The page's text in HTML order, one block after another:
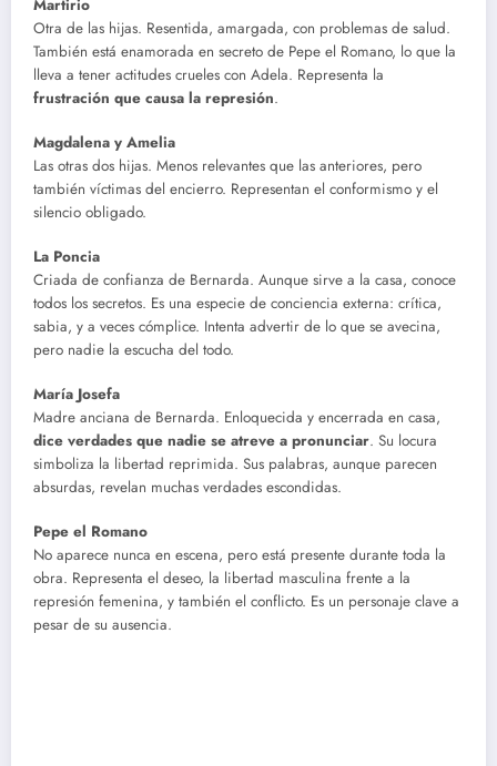
Martirio
Otra de las hijas. Resentida, amargada, con problemas de salud.
También está enamorada en secreto de Pepe el Romano, lo que la
lleva a tener actitudes crueles con Adela. Representa la
frustración que causa la represión.
Magdalena y Amelia
Las otras dos hijas. Menos relevantes que las anteriores, pero
también víctimas del encierro. Representan el conformismo y el
silencio obligado.
La Poncia
Criada de confianza de Bernarda. Aunque sirve a la casa, conoce
todos los secretos. Es una especie de conciencia externa: crítica,
sabia, y a veces cómplice. Intenta advertir de lo que se avecina,
pero nadie la escucha del todo.
María Josefa
Madre anciana de Bernarda. Enloquecida y encerrada en casa,
dice verdades que nadie se atreve a pronunciar. Su locura
simboliza la libertad reprimida. Sus palabras, aunque parecen
absurdas, revelan muchas verdades escondidas.
Pepe el Romano
No aparece nunca en escena, pero está presente durante toda la
obra. Representa el deseo, la libertad masculina frente a la
represión femenina, y también el conflicto. Es un personaje clave a
pesar de su ausencia.